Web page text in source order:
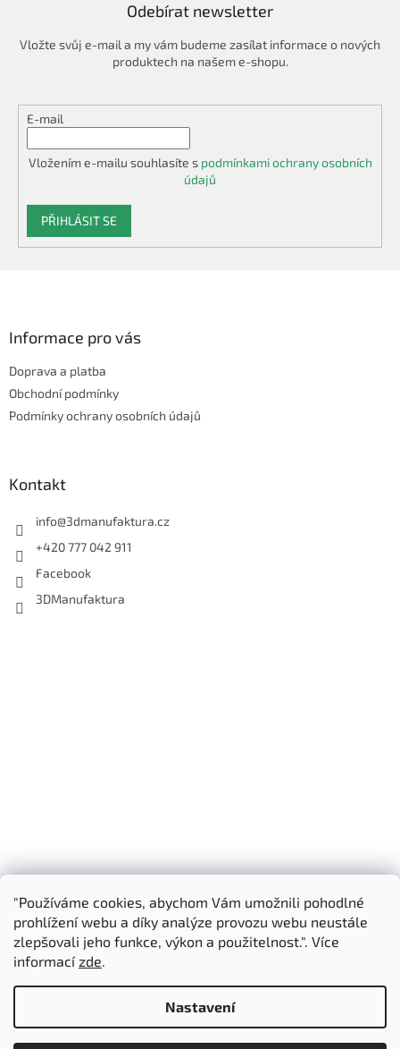
"Používáme cookies, abychom Vám umožnili pohodlné
prohlížení webu a díky analýze provozu webu neustále
zlepšovali jeho funkce, výkon a použitelnost.". Více
informacízde.
Nastavení
Odebírat newsletter
Vložte svůj e-mail a my vám budeme zasílat informace o nových
produktech na našem e-shopu.
E-mail
Vložením e-mailu souhlasíte s podmínkami ochrany osobních
údajů
PŘIHLÁSIT SE
Informace pro vás
Doprava a platba
Obchodní podmínky
Podmínky ochrany osobních údajů
Kontakt
info@3dmanufaktura.cz
+420 777 042 911
Facebook
3DManufaktura
Shoptet.cz 3D Manufaktura s.r.o.